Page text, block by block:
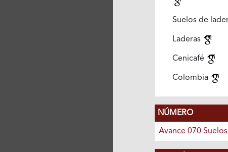
Suelos de
Laderas
Cenicafé
Colombia
NÚMERO
Avance 070 Suelos